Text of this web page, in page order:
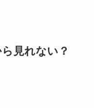
見れない？